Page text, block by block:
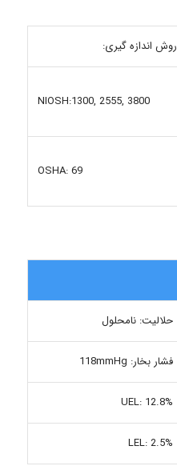
روش اندازه گیری:
NIOSH:1300, 2555, 3800
OSHA: 69
حلالیت: نامحلول
فشار بخار: 118mmHg
UEL: 12.8%
LEL: 2.5%